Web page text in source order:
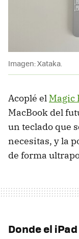
Imagen: Xataka.
Acoplé el Magic
MacBook del
un teclado que
necesitas, y la
de forma
Donde el